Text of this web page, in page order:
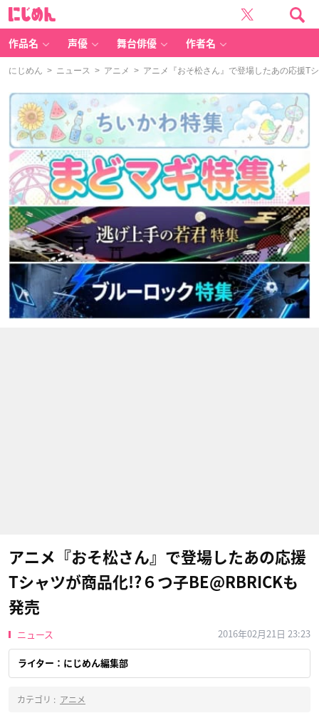
作品名 声優 舞台俳優 作者名
にじめん > ニュース > アニメ > アニメ『おそ松さん』で登場したあの応援T
アニメ『おそ松さん』で登場したあの応援
Tシャツが商品化!?６つ子BE@RBRICKも
発売
ニュース 2016年02月21日 23:23
ライター：にじめん編集部
カテゴリ : アニメ